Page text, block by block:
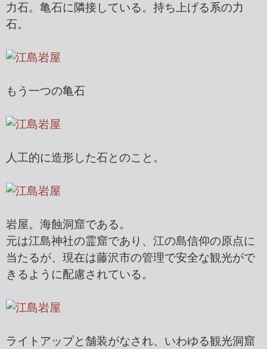
力石。亀石に隣接している。持ち上げる系の力
石。
もう一つの亀石
人工的に造形した石とのこと。
岩屋。海蝕洞窟である。
元は江島神社の霊窟であり、江の島信仰の原点に
当たるが、現在は藤沢市の管理で安全な観光がで
きるように配慮されている。
ライトアップと舗装がなされ、いわゆる観光洞窟